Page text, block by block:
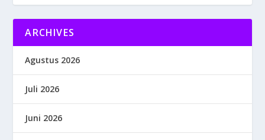
ARCHIVES
Agustus 2026
Juli 2026
Juni 2026